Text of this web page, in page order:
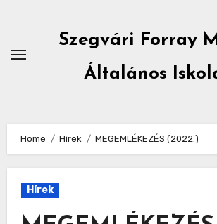
content
Szegvári Forray
Általános
Home Hírek MEGEMLÉKEZÉS (2022.)
Hírek